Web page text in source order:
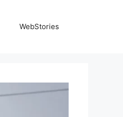
WebStories